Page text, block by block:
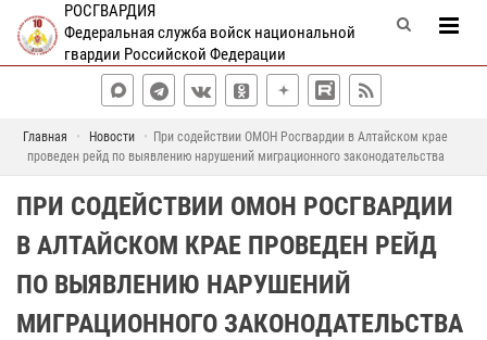
РОСГВАРДИЯ
Федеральная служба войск национальной
гвардии Российской Федерации
Главная Новости
При содействии ОМОН Росгвардии в Алтайском крае
проведен рейд по выявлению нарушений миграционного законодательства
ПРИ СОДЕЙСТВИИ ОМОН РОСГВАРДИИ
В АЛТАЙСКОМ КРАЕ ПРОВЕДЕН РЕЙД
ПО ВЫЯВЛЕНИЮ НАРУШЕНИЙ
МИГРАЦИОННОГО ЗАКОНОДАТЕЛЬСТВА